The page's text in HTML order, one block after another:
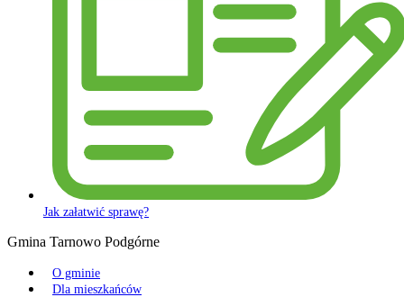
Jak załatwić sprawę?
Gmina Tarnowo Podgórne
O gminie
Dla mieszkańców